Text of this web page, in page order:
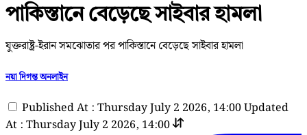
পাকিস্তানে বেড়েছে সাইবার হামলা
যুক্তরাষ্ট্র-ইরান সমঝোতার পর পাকিস্তানে বেড়েছে সাইবার হামলা
নয়া দিগন্ত অনলাইন
Published At : Thursday July 2 2026, 14:00Updated
At : Thursday July 2 2026, 14:00